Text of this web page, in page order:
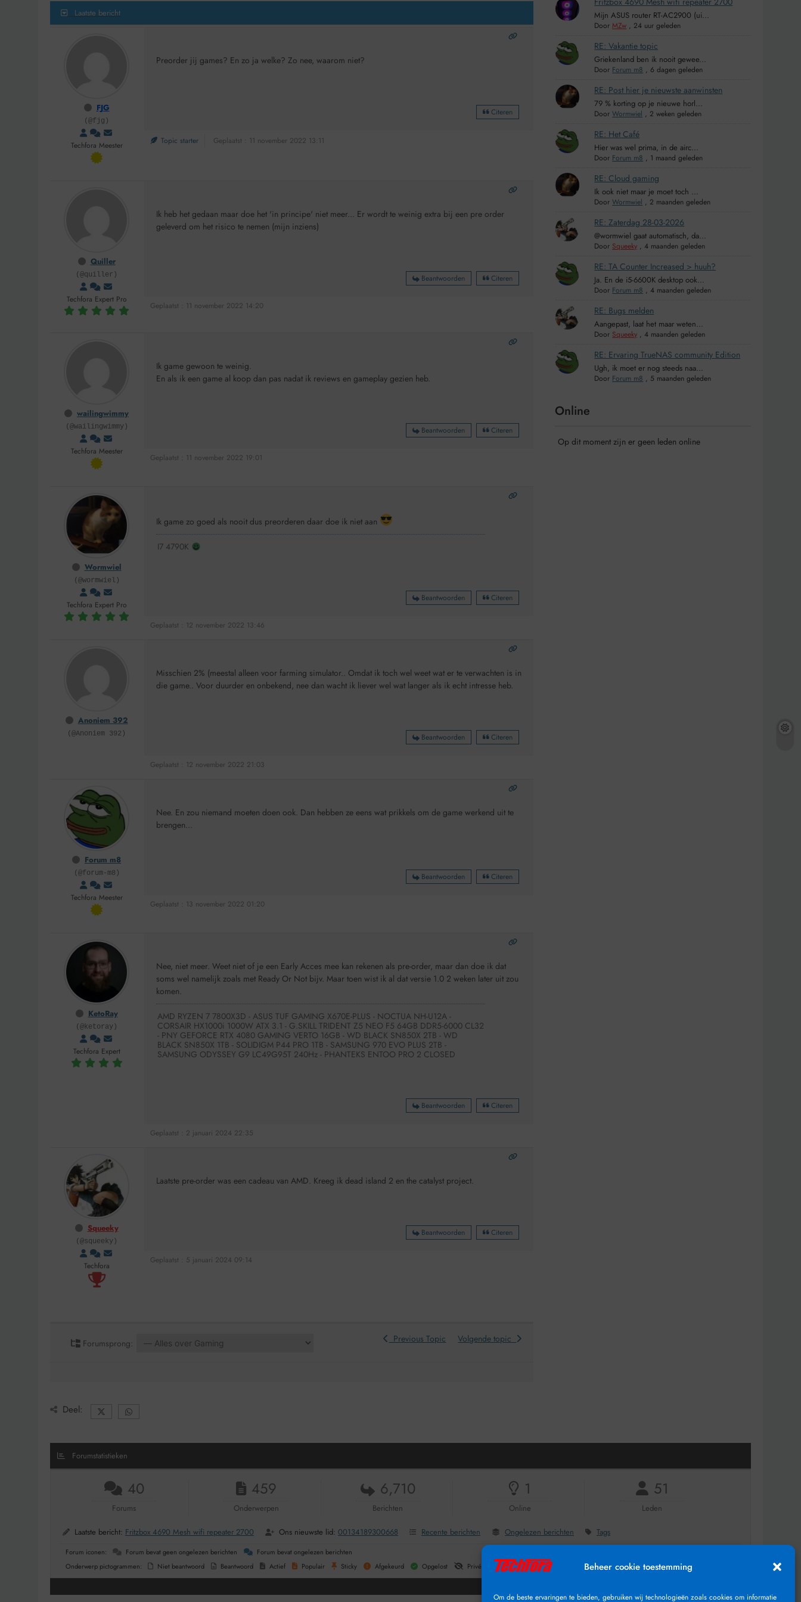
Beheer cookie toestemming
Om de beste ervaringen te bieden, gebruiken wij technologieën zoals cookies om informatie
Laatste bericht
FJG
(@fjg)
Techfora Meester
Preorder jij games? En zo ja welke? Zo nee, waarom niet?
Citeren
Topic starter Geplaatst : 11 november 2022 13:11
Quiller
(@quiller)
Techfora Expert Pro
Ik heb het gedaan maar doe het 'in principe' niet meer... Er wordt te weinig extra bij een pre order
geleverd om het risico te nemen (mijn inziens)
Beantwoorden Citeren
Geplaatst : 11 november 2022 14:20
wailingwimmy
(@wailingwimmy)
Techfora Meester
Ik game gewoon te weinig.
En als ik een game al koop dan pas nadat ik reviews en gameplay gezien heb.
Beantwoorden Citeren
Geplaatst : 11 november 2022 19:01
Wormwiel
(@wormwiel)
Techfora Expert Pro
Ik game zo goed als nooit dus preorderen daar doe ik niet aan
I7 4790K
Beantwoorden Citeren
Geplaatst : 12 november 2022 13:46
Anoniem 392
(@Anoniem 392)
Misschien 2% (meestal alleen voor farming simulator.. Omdat ik toch wel weet wat er te verwachten is in
die game.. Voor duurder en onbekend, nee dan wacht ik liever wel wat langer als ik echt intresse heb.
Beantwoorden Citeren
Geplaatst : 12 november 2022 21:03
Forum m8
(@forum-m8)
Techfora Meester
Nee. En zou niemand moeten doen ook. Dan hebben ze eens wat prikkels om de game werkend uit te
brengen...
Beantwoorden Citeren
Geplaatst : 13 november 2022 01:20
KetoRay
(@ketoray)
Techfora Expert
Nee, niet meer. Weet niet of je een Early Acces mee kan rekenen als pre-order, maar dan doe ik dat
soms wel namelijk zoals met Ready Or Not bijv. Maar toen wist ik al dat versie 1.0 2 weken later uit zou
komen.
AMD RYZEN 7 7800X3D - ASUS TUF GAMING X670E-PLUS - NOCTUA NH-U12A -
CORSAIR HX1000i 1000W ATX 3.1 - G.SKILL TRIDENT Z5 NEO F5 64GB DDR5-6000 CL32
- PNY GEFORCE RTX 4080 GAMING VERTO 16GB - WD BLACK SN850X 2TB - WD
BLACK SN850X 1TB - SOLIDIGM P44 PRO 1TB - SAMSUNG 970 EVO PLUS 2TB -
SAMSUNG ODYSSEY G9 LC49G95T 240Hz - PHANTEKS ENTOO PRO 2 CLOSED
Beantwoorden Citeren
Geplaatst : 2 januari 2024 22:35
Squeeky
(@squeeky)
Techfora
Laatste pre-order was een cadeau van AMD. Kreeg ik dead island 2 en the catalyst project.
Beantwoorden Citeren
Geplaatst : 5 januari 2024 09:14
Forumsprong: Previous Topic Volgende topic
Mijn ASUS router RT-AC2900 (ui...
DoorMZw , 24 uur geleden
RE: Vakantie topic
Griekenland ben ik nooit gewee...
Door Forum m8 , 6 dagen geleden
RE: Post hier je nieuwste aanwinsten
79 % korting op je nieuwe horl...
DoorWormwiel , 2 weken geleden
RE: Het Café
Hier was wel prima, in de airc...
Door Forum m8 , 1 maand geleden
RE: Cloud gaming
Ik ook niet maar je moet toch ...
DoorWormwiel , 2 maanden geleden
RE: Zaterdag 28-03-2026
@wormwiel gaat automatisch, da...
Door Squeeky , 4 maanden geleden
RE: TA Counter Increased > huuh?
Ja. En de i5-6600K desktop ook...
Door Forum m8 , 4 maanden geleden
RE: Bugs melden
Aangepast, laat het maar weten...
Door Squeeky , 4 maanden geleden
RE: Ervaring TrueNAS community Edition
Ugh, ik moet er nog steeds naa...
Door Forum m8 ,5 maanden geleden
Online
Op dit moment zijn er geen leden online
Deel:
Forumstatistieken
40
Forums
459
Onderwerpen
6,710
Berichten
1
Online
51
Leden
Laatste bericht: Fritzbox 4690 Mesh wifi repeater 2700 Ons nieuwste lid: 00134189300668 Recente berichten Ongelezen berichten Tags
Forum iconen: Forum bevat geen ongelezen berichten
Forum bevat ongelezen berichten
Onderwerp pictogrammen:
Niet beantwoord Beantwoord Actief Populair Sticky Afgekeurd Opgelost Privé Gesloten